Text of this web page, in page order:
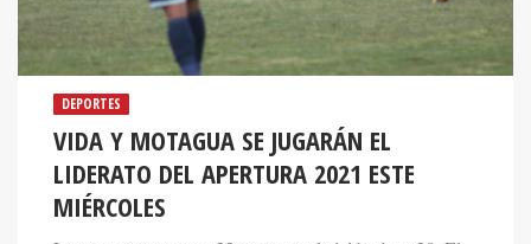
DEPORTES
VIDA Y MOTAGUA SE JUGARÁN EL
LIDERATO DEL APERTURA 2021 ESTE
MIÉRCOLES